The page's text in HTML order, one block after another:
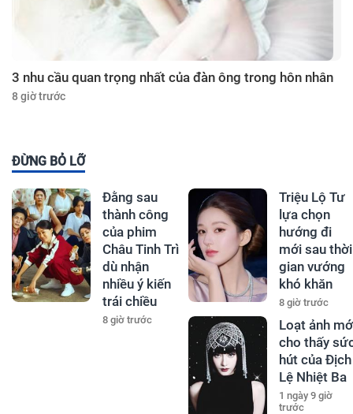
3 nhu cầu quan trọng nhất của đàn ông trong hôn nhân
8 giờ trước
ĐỪNG BỎ LỠ
Đằng sau
thành công
của phim
Châu Tinh Trì
dù nhận
nhiều ý kiến
trái chiều
8 giờ trước
Triệu Lộ Tư
lựa chọn
hướng đi
mới sau thời
gian vướng
khó khăn
8 giờ trước
Loạt ảnh
cho thấy
hút của Địch
Lệ Nhiệt Ba
1 ngày 9 giờ
trước